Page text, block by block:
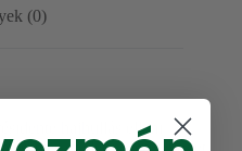
(0)
hajhullás elleni